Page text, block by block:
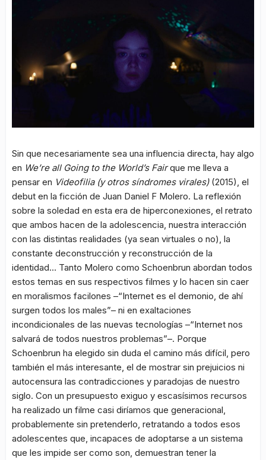
Sin que necesariamente sea una influencia directa, hay algo
en We’re all Going to the World’s Fairque me lleva a
pensar en Videofilia (y otros síndromes virales) (2015), el
debut en la ficción de Juan Daniel F Molero. La reflexión
sobre la soledad en esta era de hiperconexiones, el retrato
que ambos hacen de la adolescencia, nuestra interacción
con las distintas realidades (ya sean virtuales o no), la
constante deconstrucción y reconstrucción de la
identidad… Tanto Molero como Schoenbrun abordan todos
estos temas en sus respectivos filmes y lo hacen sin caer
en moralismos facilones –“Internet es el demonio, de ahí
surgen todos los males”– ni en exaltaciones
incondicionales de las nuevas tecnologías –“Internet nos
salvará de todos nuestros problemas”–. Porque
Schoenbrun ha elegido sin duda el camino más difícil, pero
también el más interesante, el de mostrar sin prejuicios ni
autocensura las contradicciones y paradojas de nuestro
siglo. Con un presupuesto exiguo y escasísimos recursos
ha realizado un filme casi diríamos que generacional,
probablemente sin pretenderlo, retratando a todos esos
adolescentes que, incapaces de adoptarse a un sistema
que les impide ser como son, demuestran tener la